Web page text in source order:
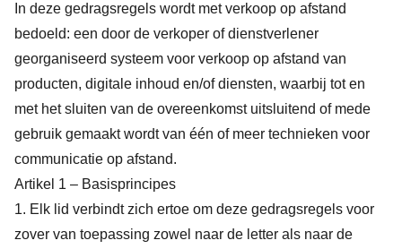
In deze gedragsregels wordt met verkoop op afstand
bedoeld: een door de verkoper of dienstverlener
georganiseerd systeem voor verkoop op afstand van
producten, digitale inhoud en/of diensten, waarbij tot en
met het sluiten van de overeenkomst uitsluitend of mede
gebruik gemaakt wordt van één of meer technieken voor
communicatie op afstand.
Artikel 1 – Basisprincipes
1. Elk lid verbindt zich ertoe om deze gedragsregels voor
zover van toepassing zowel naar de letter als naar de